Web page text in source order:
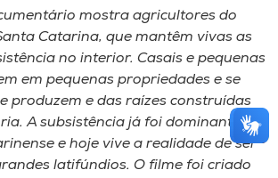
mostra agricultores do
Catarina, que mantêm vivas as
no interior. Casais e pequenas
em pequenas propriedades e se
produzem e das raízes construídas
A subsistência já foi dominante no
e hoje vive a realidade de ser
latifúndios. O filme foi criado